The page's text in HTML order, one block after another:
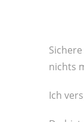
nichts
Ich